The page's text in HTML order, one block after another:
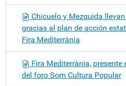
Chicuelo y Mezquida
gracias al plan de acción
Fira Mediterrània
Fira Mediterrània, presente
del foro Som Cultura Popular